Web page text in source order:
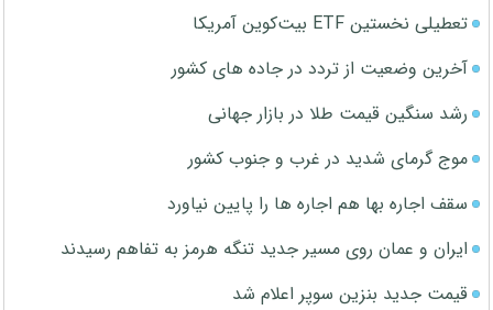
تعطیلی نخستین ETF بیت‌کوین آمریکا
آخرین وضعیت از تردد در جاده های کشور
رشد سنگین قیمت طلا در بازار جهانی
موج گرمای شدید در غرب و جنوب کشور
سقف اجاره بها هم اجاره ها را پایین نیاورد
ایران و عمان روی مسیر جدید تنگه هرمز به تفاهم رسیدند
قیمت جدید بنزین سوپر اعلام شد